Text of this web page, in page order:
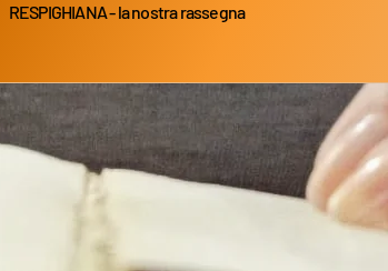
RESPIGHIANA - la nostra rassegna
Pagina in aggiornamento